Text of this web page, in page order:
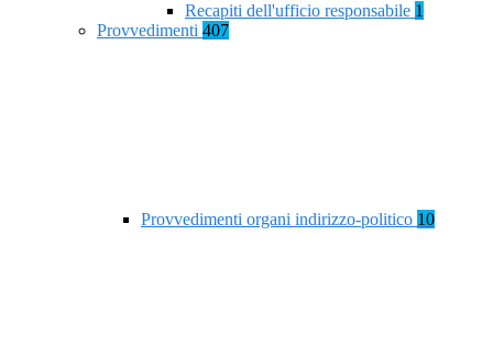
Recapiti dell'ufficio responsabile 1
Provvedimenti 407
Provvedimenti organi indirizzo-politico 10